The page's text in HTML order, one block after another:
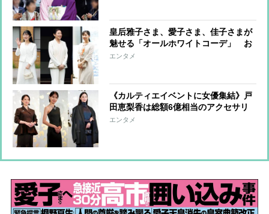
皇后雅子さま、愛子さま、佳子さまが
魅せる「オールホワイトコーデ」 お
しゃれに着こなすコツに注目
エンタメ
《カルティエイベントに女優集結》戸
田恵梨香は総額6億相当のアクセサリ
ーも！中条あやみ、高畑充希、山口智
エンタメ